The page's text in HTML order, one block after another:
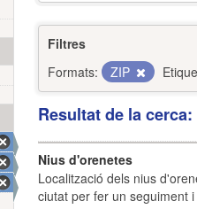
Filtres
Formats:
ZIP
Resultat de la
Nius d'orenetes
Localització dels nius
ciutat per fer un seguiment